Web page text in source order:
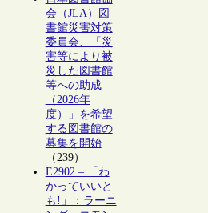
会（JLA）図
書館災害対策
委員会、「災
害等により被
災した図書館
等への助成
（2026年
度）」を希望
する図書館の
募集を開始
（239）
E2902 – 「わ
かっていいと
も!」：ラーニ